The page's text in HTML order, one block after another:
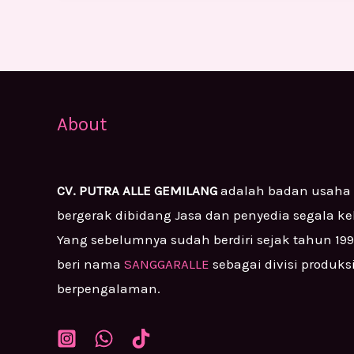
About
CV. PUTRA ALLE GEMILANG adalah badan
bergerak dibidang Jasa dan penyedia segala
Yang sebelumnya sudah berdiri sejak tahun
beri nama SANGGARALLE sebagai divisi
berpengalaman.